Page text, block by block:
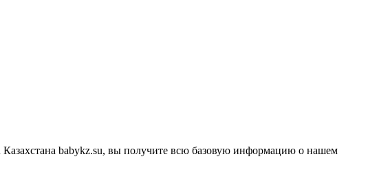
Казахстана babykz.su, вы получите всю базовую информацию о нашем